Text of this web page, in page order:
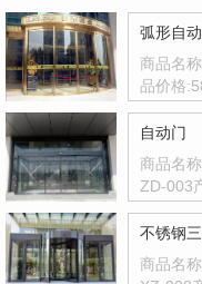
弧形自
商品名
品价格
自动门
商品名
ZD-003
不锈钢
商品名